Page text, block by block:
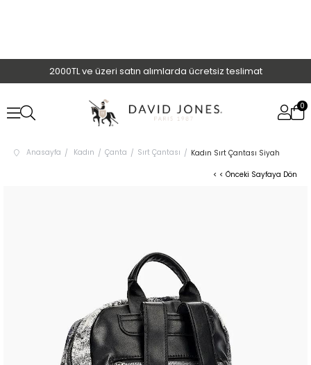
2000TL ve üzeri satın alımlarda ücretsiz teslimat
0
Anasayfa Kadın Çanta Sırt Çantası Kadın Sırt Çantası Siyah
< < Önceki Sayfaya Dön